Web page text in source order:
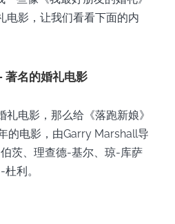
电影，让我们看看下面的内
著名的婚礼电影
电影，那么给《落跑新娘》
的电影，由Garry Marshall导
茨、理查德-基尔、琼-库萨
利。